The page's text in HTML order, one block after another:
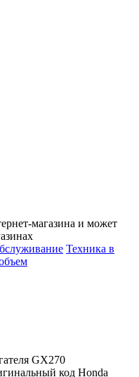
магазина и может
Техника в
GX270
код Honda